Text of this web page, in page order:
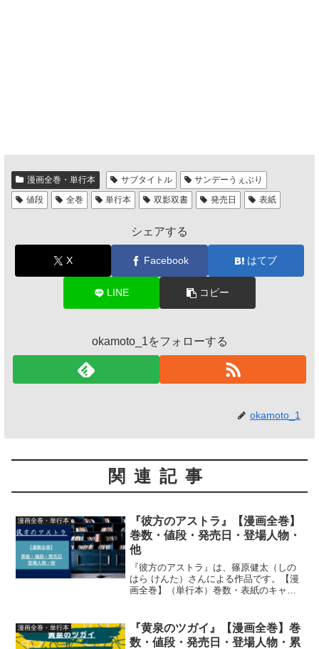
漫画全巻・単行本 サブタイトル
サンデーうぇぶり
値段
全巻 単行本 双影双書 発売日 表紙
シェアする
X Facebook はてブ
LINE コピー
okamoto_1をフォローする
okamoto_1
関連記事
漫画全巻・単行本
『彼方のアストラ』【漫画全巻】
巻数・値段・発売日・登場人物・
他
『彼方のアストラ』は、篠原健太（しの
はら けんた）さんによる作品です。【漫
画全巻】（単行本）巻数・表紙のキャラ
す
漫画全巻・単行本
『黄泉のツガイ』【漫画全巻】巻
数・値段・発売日・登場人物・累